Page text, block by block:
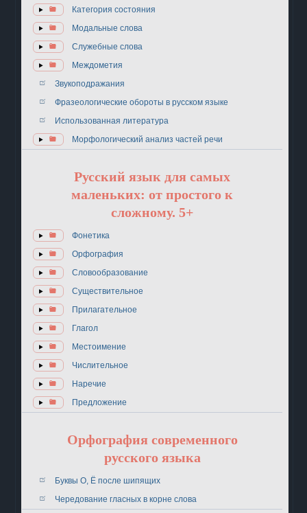
Категория состояния
Модальные слова
Служебные слова
Междометия
Звукоподражания
Фразеологические обороты в русском языке
Использованная литература
Морфологический анализ частей речи
Русский язык для самых
маленьких: от простого к
сложному. 5+
Фонетика
Орфография
Словообразование
Существительное
Прилагательное
Глагол
Местоимение
Числительное
Наречие
Предложение
Орфография современного
русского языка
Буквы О, Ё после шипящих
Чередование гласных в корне слова